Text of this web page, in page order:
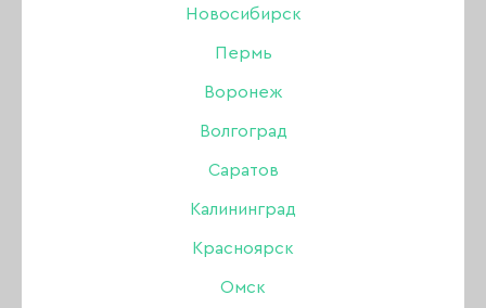
Новосибирск
Пермь
Воронеж
Волгоград
Саратов
Калининград
Красноярск
Омск